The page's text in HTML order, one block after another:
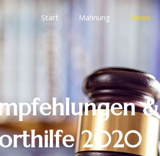
Start Mahnung News
&
2020